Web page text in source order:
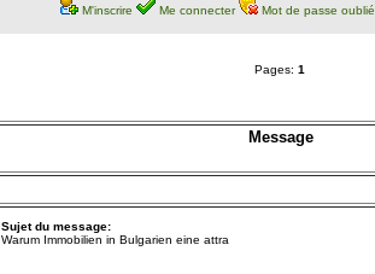
M'inscrire Me connecter Mot de passe oublié
Pages: 1
Message
Sujet du message:
Warum Immobilien in Bulgarien eine attra